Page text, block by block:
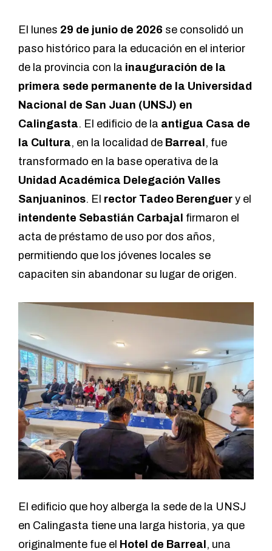
El lunes 29 de junio de 2026 se consolidó un
paso histórico para la educación en el interior
de la provincia con la inauguración de la
primera sede permanente de la Universidad
Nacional de San Juan (UNSJ) en
Calingasta. El edificio de la antigua Casa de
la Cultura, en la localidad de Barreal , fue
transformado en la base operativa de la
Unidad Académica Delegación Valles
Sanjuaninos. El rector Tadeo Berenguer y el
intendente Sebastián Carbajal firmaron el
acta de préstamo de uso por dos años,
permitiendo que los jóvenes locales se
capaciten sin abandonar su lugar de origen.
El edificio que hoy alberga la sede de la UNSJ
en Calingasta tiene una larga historia, ya que
originalmente fue el Hotel de Barreal, una